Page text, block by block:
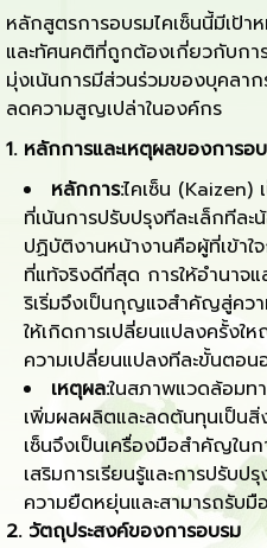
หลักสูตรการอบรมไคเซ็นนี้มีเป้า
และทัศนคติที่ถูกต้องเกี่ยวกับกา
มุ่งเน้นการมีส่วนร่วมของบุคลา
ลดความสูญเปล่าในองค์กร
1. หลักการและเหตุผลของการอ
หลักการ:ไคเซ็น
ที่เน้นการปรับปรุงทีละเล็กทีล
ปฏิบัติงานหน้างานคือผู้ที่เข้าใ
ที่แท้จริงดีที่สุด การให้อำนาจ
ริเริ่มจึงเป็นกุญแจสำคัญสู่คว
ให้เกิดการเปลี่ยนแปลงครั้งใ
ความเปลี่ยนแปลงทีละขั้นตอ
เหตุผล:ในสภาพแวดล้อมท
เพิ่มผลผลิตและลดต้นทุนเป็น
เซ็นจึงเป็นเครื่องมือสำคัญใ
เสริมการเรียนรู้และการปรับ
ความยืดหยุ่นและสามารถรับ
2. วัตถุประสงค์ของการอบรม